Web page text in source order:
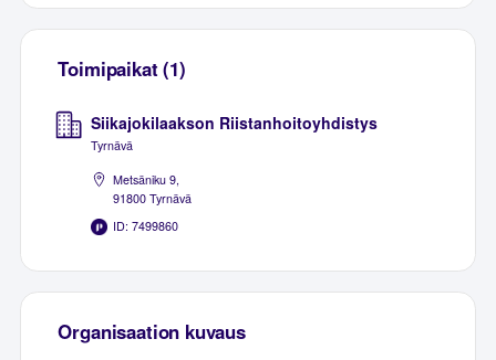
Toimipaikat (1)
Siikajokilaakson Riistanhoitoyhdistys
Tyrnävä
Metsäniku 9,
91800 Tyrnävä
ID: 7499860
Organisaation kuvaus